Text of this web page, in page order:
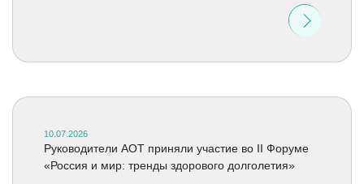
10.07.2026
Руководители АОТ приняли участие во II Форуме
«Россия и мир: тренды здорового долголетия»